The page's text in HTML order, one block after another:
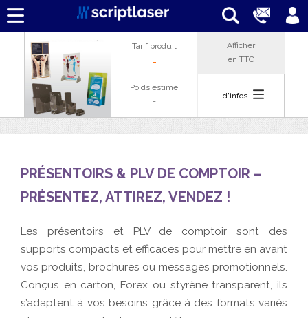
Tarif produit
-
Poids estimé
-
Afficher
en TTC
+ d'infos